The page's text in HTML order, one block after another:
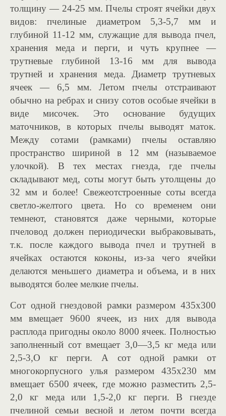
толщину — 24-25 мм. Пчелы строят ячейки двух
видов: пчелиныe диаметром 5,3-5,7 мм и
глубиной 11-12 мм, служащие для вывода пчел,
хранения меда и перги, и чуть крупнее —
трутневые глубиной 13-16 мм для вывода
трутней и хранения меда. Диаметр трутневых
ячеек — 6,5 мм. Летом пчелы отстраивают
обычно на ребрах и снизу сотов особые ячейки в
виде мисочек. Это основание будущих
маточников, в которых пчелы выводят маток.
Между сотами (рамками) пчелы оставляю
пространство шириной в 12 мм (называемое
улочкой). В тех местах гнезда, где пчелы
складывают мед, соты могут быть утолщены до
32 мм и более! Свежеотстроенные соты всегда
светло-желтого цвета. Но со временем они
темнеют, становятся даже черными, которые
пчеловод должен периодически выбраковывать,
т.к. после каждого вывода пчел и трутней в
ячейках остаются коконы, из-за чего ячейки
делаются меньшего диаметра и объема, и в них
выводятся более мелкие пчелы.
Сот одной гнездовой рамки размером 435х300
мм вмещает 9600 ячеек, из них для вывода
расплода пригодны около 8000 ячеек. Полностью
заполненный сот вмещает 3,0—3,5 кг меда или
2,5-3,O кг перги. А сот одной рамки от
многокорпусного улья размером 435х230 мм
вмещает 6500 ячеек, где можно разместить 2,5-
2,0 кг меда или 1,5-2,0 кг перги. В гнезде
пчелиной семьи весной и летом почти всегда